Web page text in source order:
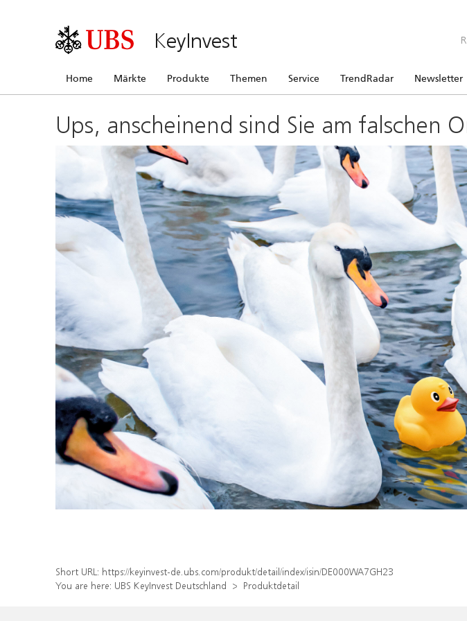
KeyInvest
Home Märkte Produkte Themen Service TrendRadar Newsletter
Ups, anscheinend sind Sie am falschen
Short URL: https://keyinvest-de.ubs.com/produkt/detail/index/isin/DE000WA7GH23
You are here: UBS KeyInvest Deutschland Produktdetail